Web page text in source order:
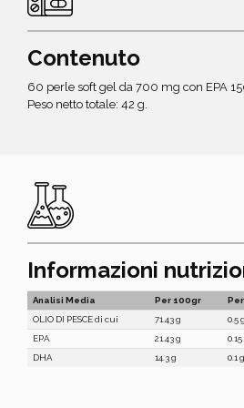
Contenuto
60 perle soft gel da 700 mg con EPA
Peso netto totale: 42 g.
Informazioni
Analisi Media Per 100gr
OLIO DI PESCE di cui
71.43 g 0.5 g
EPA
21.43 g 0.15
DHA
14.3 g 0.1 g